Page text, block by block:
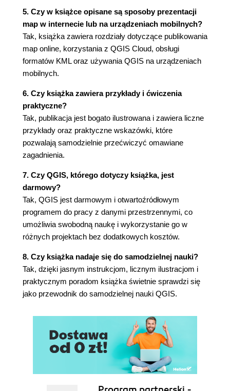
7. Bazy danych przejmują władzę
Praca w bazie danych (136)
Postgis i SpatiaLite (137)
Tworzenie bazy danych (138)
Dołączanie bazy danych (143)
Zapytania SQL (144)
Agregaty (148)
Zapytania geometrii (150)
SQL i Python (154)
Eksport do Shapefile (155)
8. Zawód - analityk
Tu zaczyna się poważna praca (158)
Geoprocessing (159)
Bufory (167)
Warstwa punktowa ze współrzędnych (171)
Geokodowanie (174)
Poligony Woronoja (178)
Agregowanie danych (183)
Zmiana typu warstwy (199)
Wybór obiektów (201)
Operatory przestrzenne (205)
9. Wreszcie upragniony awans!
Analizy sieciowe (220)
Najkrótsza droga (224)
Processing manager (228)
Analiza statystyczna (230)
5. Czy w książce opisane są sposoby prezentacji
map w internecie lub na urządzeniach mobilnych?
Tak, książka zawiera rozdziały dotyczące publikowania
map online, korzystania z QGIS Cloud, obsługi
formatów KML oraz używania QGIS na urządzeniach
mobilnych.
6. Czy książka zawiera przykłady i ćwiczenia
praktyczne?
Tak, publikacja jest bogato ilustrowana i zawiera liczne
przykłady oraz praktyczne wskazówki, które
pozwalają samodzielnie przećwiczyć omawiane
zagadnienia.
7. Czy QGIS, którego dotyczy książka, jest
darmowy?
Tak, QGIS jest darmowym i otwartoźródłowym
programem do pracy z danymi przestrzennymi, co
umożliwia swobodną naukę i wykorzystanie go w
różnych projektach bez dodatkowych kosztów.
8. Czy książka nadaje się do samodzielnej nauki?
Tak, dzięki jasnym instrukcjom, licznym ilustracjom i
praktycznym poradom książka świetnie sprawdzi się
jako przewodnik do samodzielnej nauki QGIS.